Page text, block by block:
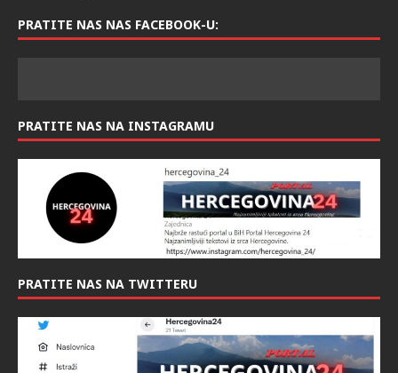
PRATITE NAS NAS FACEBOOK-U:
PRATITE NAS NA INSTAGRAMU
PRATITE NAS NA TWITTERU